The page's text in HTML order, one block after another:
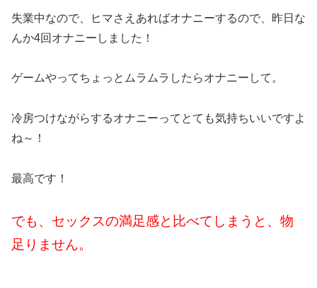
失業中なので、ヒマさえあればオナニーするので、昨日な
んか4回オナニーしました！
ゲームやってちょっとムラムラしたらオナニーして。
冷房つけながらするオナニーってとても気持ちいいですよ
ね～！
最高です！
でも、セックスの満足感と比べてしまうと、物
足りません。